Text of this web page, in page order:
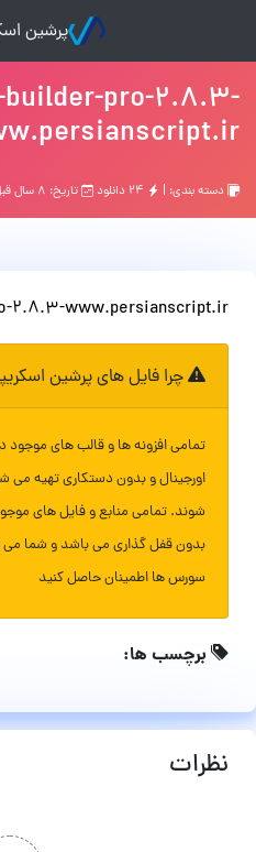
پرشین
pro-2.8.3-
دسته بندی: | تاریخ: ۸ سال قبل
2.8.3-www.persianscript.ir
چرا فایل های پرشین
تمامی افزونه ها و قالب های موجود
اورجینال و بدون دستکاری تهیه می
شوند. تمامی منابع و فایل های
بدون قفل گذاری می باشد و شما می
سورس ها اطمینان حاصل کنید
برچسب ها:
نظرات